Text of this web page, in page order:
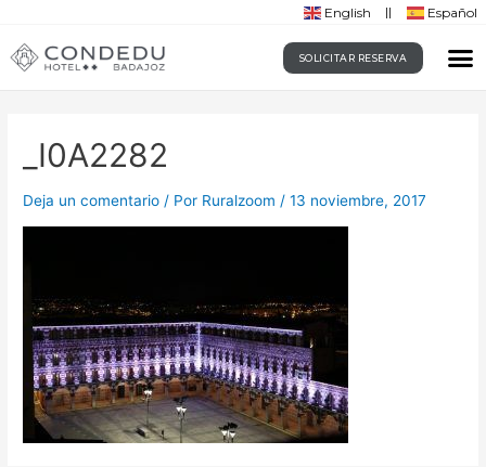
English Español
SOLICITAR RESERVA
_I0A2282
Deja un comentario / Por Ruralzoom /13 noviembre, 2017